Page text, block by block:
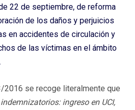
22 de septiembre, de reforma
de los daños y perjuicios
en accidentes de circulación y
de las víctimas en el ámbito
2016 se recoge literalmente que
ingreso en UCI,